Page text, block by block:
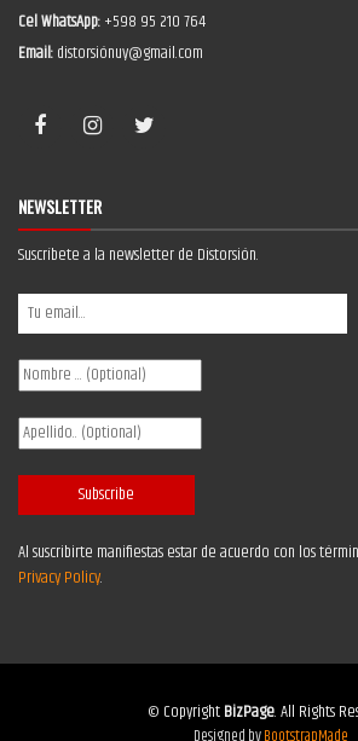
Cel WhatsApp:+598 95 210 764
Email:distorsiónuy@gmail.com
NEWSLETTER
Suscríbete a la newsletter de Distorsión.
Al suscribirte manifiestas estar de acuerdo con los
Privacy Policy.
© CopyrightBizPage. All Rights
Designed byBootstrapMade